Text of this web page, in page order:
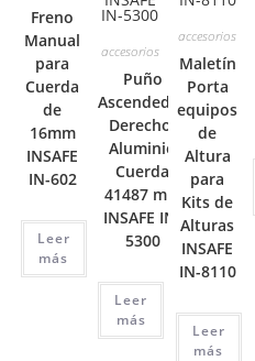
Freno
Manual
para
Cuerda
de
16mm
INSAFE
IN-602
Leer
más
accesorios
Puño
Ascendedor
Derecho.
Aluminio
Cuerda
41487 mm
INSAFE IN-
5300
Leer
más
accesorios
Maletín
Porta
equipos
de
Altura
para
Kits de
Alturas
INSAFE
IN-8110
Leer
más